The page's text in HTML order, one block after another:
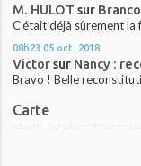
M. HULOT sur
C'était déjà sûrement la
08h23 05 oct. 2018
Victorsur Nancy :
Bravo ! Belle
Carte